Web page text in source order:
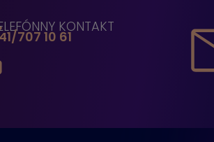
KONTAKT
707 10 61